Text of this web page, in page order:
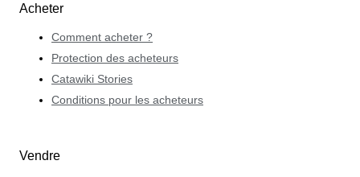
Acheter
Comment acheter ?
Protection des acheteurs
Catawiki Stories
Conditions pour les acheteurs
Vendre